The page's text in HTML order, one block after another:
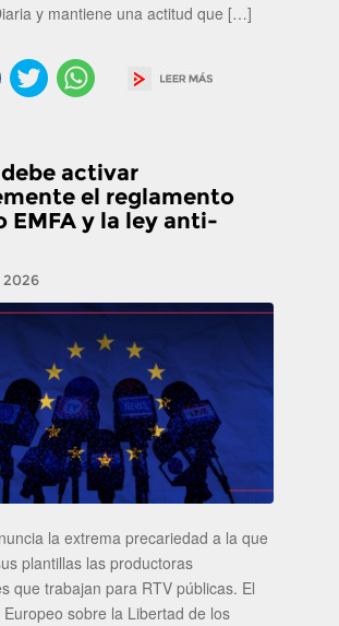
y mantiene una actitud que […]
activar
el reglamento
EMFA y la ley anti-
2026
la extrema precariedad a la que
plantillas las productoras
que trabajan para RTV públicas. El
sobre la Libertad de los